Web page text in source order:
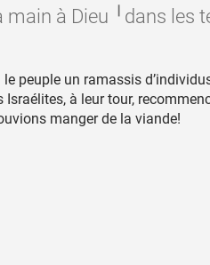
main à Dieu ╵dans les
peuple un ramassis
Israélites, à leur tour,
manger de la viande!